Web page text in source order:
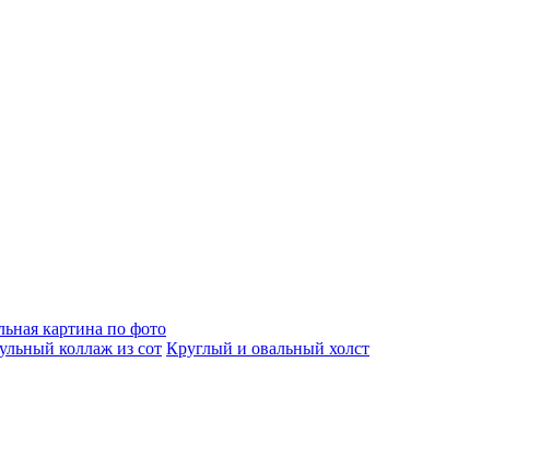
картина по фото
коллаж из сот Круглый и овальный холст